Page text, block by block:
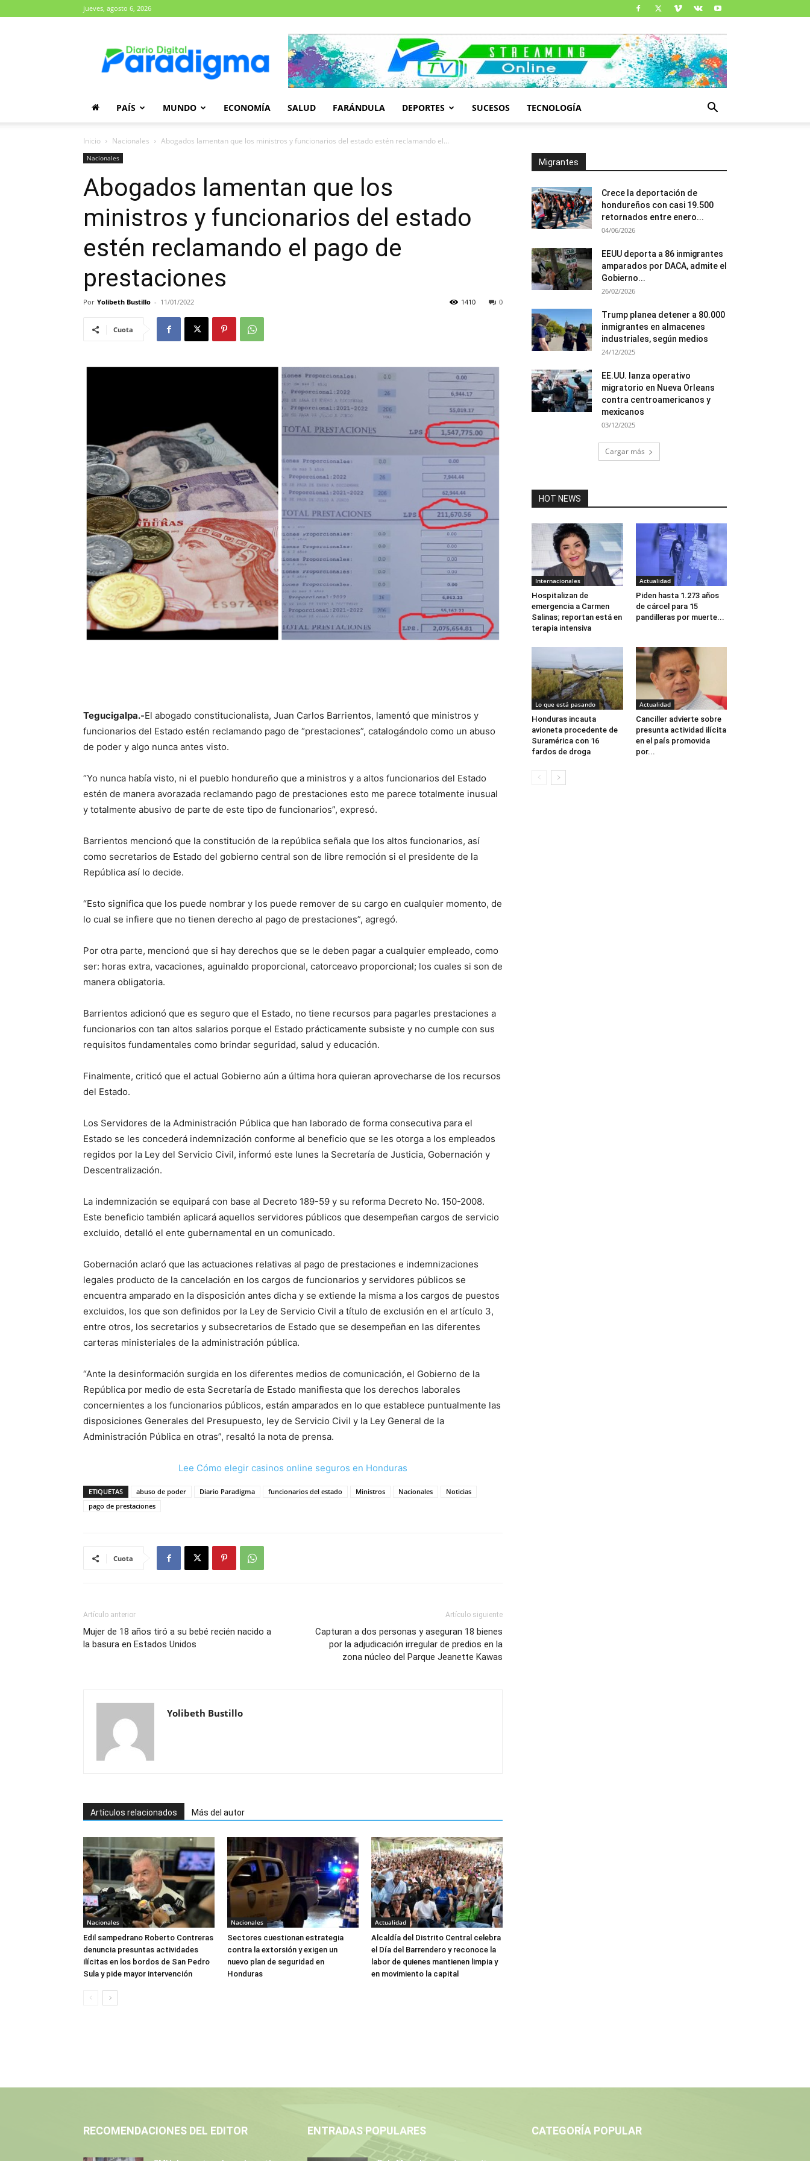
jueves, agosto 6, 2026
Paradigma
PAÍS MUNDO ECONOMÍA SALUD FARÁNDULA DEPORTES SUCESOS TECNOLOGÍA
Inicio Nacionales Abogados lamentan que los ministros y funcionarios del estado estén reclamando el...
Nacionales
Abogados lamentan que los
ministros y funcionarios del estado
estén reclamando el pago de
prestaciones
Por Yolibeth Bustillo - 11/01/2022 0
1410
Cuota
Tegucigalpa.-El abogado constitucionalista, Juan Carlos Barrientos, lamentó que ministros y
funcionarios del Estado estén reclamando pago de “prestaciones”, catalogándolo como un abuso
de poder y algo nunca antes visto.
“Yo nunca había visto, ni el pueblo hondureño que a ministros y a altos funcionarios del Estado
estén de manera avorazada reclamando pago de prestaciones esto me parece totalmente inusual
y totalmente abusivo de parte de este tipo de funcionarios”, expresó.
Barrientos mencionó que la constitución de la república señala que los altos funcionarios, así
como secretarios de Estado del gobierno central son de libre remoción si el presidente de la
República así lo decide.
“Esto significa que los puede nombrar y los puede remover de su cargo en cualquier momento, de
lo cual se infiere que no tienen derecho al pago de prestaciones”, agregó.
Por otra parte, mencionó que si hay derechos que se le deben pagar a cualquier empleado, como
ser: horas extra, vacaciones, aguinaldo proporcional, catorceavo proporcional; los cuales si son de
manera obligatoria.
Barrientos adicionó que es seguro que el Estado, no tiene recursos para pagarles prestaciones a
funcionarios con tan altos salarios porque el Estado prácticamente subsiste y no cumple con sus
requisitos fundamentales como brindar seguridad, salud y educación.
Finalmente, criticó que el actual Gobierno aún a última hora quieran aprovecharse de los recursos
del Estado.
Los Servidores de la Administración Pública que han laborado de forma consecutiva para el
Estado se les concederá indemnización conforme al beneficio que se les otorga a los empleados
regidos por la Ley del Servicio Civil, informó este lunes la Secretaría de Justicia, Gobernación y
Descentralización.
La indemnización se equipará con base al Decreto 189-59 y su reforma Decreto No. 150-2008.
Este beneficio también aplicará aquellos servidores públicos que desempeñan cargos de servicio
excluido, detalló el ente gubernamental en un comunicado.
Gobernación aclaró que las actuaciones relativas al pago de prestaciones e indemnizaciones
legales producto de la cancelación en los cargos de funcionarios y servidores públicos se
encuentra amparado en la disposición antes dicha y se extiende la misma a los cargos de puestos
excluidos, los que son definidos por la Ley de Servicio Civil a título de exclusión en el artículo 3,
entre otros, los secretarios y subsecretarios de Estado que se desempeñan en las diferentes
carteras ministeriales de la administración pública.
“Ante la desinformación surgida en los diferentes medios de comunicación, el Gobierno de la
República por medio de esta Secretaría de Estado manifiesta que los derechos laborales
concernientes a los funcionarios públicos, están amparados en lo que establece puntualmente las
disposiciones Generales del Presupuesto, ley de Servicio Civil y la Ley General de la
Administración Pública en otras”, resaltó la nota de prensa.
Lee Cómo elegir casinos online seguros en Honduras
ETIQUETAS abuso de poder Diario Paradigma funcionarios del estado Ministros Nacionales
Noticias
pago de prestaciones
Cuota
Artículo anterior
Mujer de 18 años tiró a su bebé recién nacido a
la basura en Estados Unidos
Artículo siguiente
Capturan a dos personas y aseguran 18 bienes
por la adjudicación irregular de predios en la
zona núcleo del Parque Jeanette Kawas
Yolibeth Bustillo
Artículos relacionados Más del autor
Nacionales
Edil sampedrano Roberto Contreras
denuncia presuntas actividades
ilícitas en los bordos de San Pedro
Sula y pide mayor intervención
Nacionales
Sectores cuestionan estrategia
contra la extorsión y exigen un
nuevo plan de seguridad en
Honduras
Actualidad
Alcaldía del Distrito Central celebra
el Día del Barrendero y reconoce la
labor de quienes mantienen limpia y
en movimiento la capital
Migrantes
Crece la deportación de
hondureños con casi 19.500
retornados entre enero...
04/06/2026
EEUU deporta a 86 inmigrantes
amparados por DACA, admite el
Gobierno...
26/02/2026
Trump planea detener a 80.000
inmigrantes en almacenes
industriales, según medios
24/12/2025
EE.UU. lanza operativo
migratorio en Nueva Orleans
contra centroamericanos y
mexicanos
03/12/2025
Cargar más
HOT NEWS
Internacionales
Hospitalizan de
emergencia a Carmen
Salinas; reportan está en
terapia intensiva
Actualidad
Piden hasta 1.273 años
de cárcel para 15
pandilleras por muerte...
Lo que está pasando
Honduras incauta
avioneta procedente de
Suramérica con 16
fardos de droga
Actualidad
Canciller advierte sobre
presunta actividad ilícita
en el país promovida
por...
RECOMENDACIONES DEL EDITOR ENTRADAS POPULARES CATEGORÍA POPULAR